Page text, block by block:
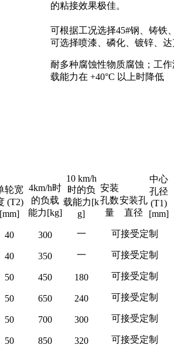
的粘接效果极佳。
可根据工况选择45#钢、铸铁
可选择喷漆、磷化、镀
耐多种腐蚀性物质腐蚀；工作
载能力在 +40°C 以上时降低
轮宽
(T2)
[mm]
4km/h时
的负载
能力[kg]
10 km/h
时的负
载能力[k
g]
安装
孔数
量
安装孔
直径
中心
孔径
(T1)
[mm]
40 300 一
可接受定制
40 350 一
可接受定制
50 450 180
可接受定制
50 650 240
可接受定制
50 700 300
可接受定制
50 850 320
可接受定制